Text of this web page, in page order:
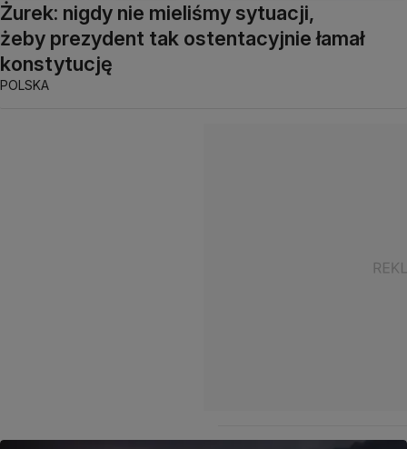
Żurek: nigdy nie mieliśmy sytuacji,
żeby prezydent tak ostentacyjnie łamał
konstytucję
POLSKA